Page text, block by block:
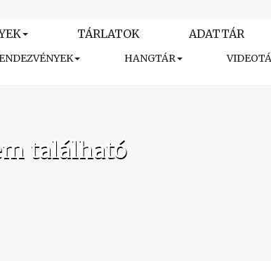
TÁRLATOK ADATTÁR
HANGTÁR
található